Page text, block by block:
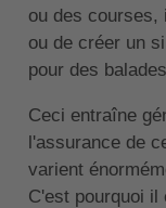
ou des courses,
ou de créer un
pour des
Ceci entraîne
l'assurance de
varient
C'est pourquoi